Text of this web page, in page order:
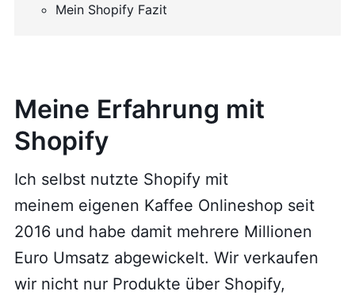
Mein Shopify Fazit
Meine Erfahrung mit
Shopify
Ich selbst nutzte Shopify mit
meinem eigenen Kaffee Onlineshop seit
2016 und habe damit mehrere Millionen
Euro Umsatz abgewickelt. Wir verkaufen
wir nicht nur Produkte über Shopify,